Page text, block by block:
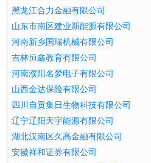
黑龙江合力金融有限公司
山东市南区建业新能源有限公司
河南新乡国瑞机械有限公司
吉林恒鑫教育有限公司
河南濮阳名梦电子有限公司
山西金达保险有限公司
四川自贡集日生物科技有限公司
辽宁辽阳天宇能源有限公司
湖北汉南区久高金融有限公司
安徽祥和证券有限公司